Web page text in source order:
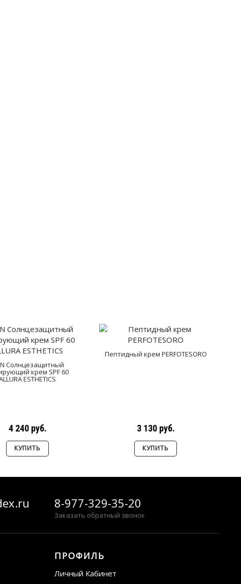
Солнцезащитный
крем SPF 60
ESTHETICS
4 240 руб.
КУПИТЬ
Пептидный крем PERFOTESORO
3 130 руб.
КУПИТЬ
8-977-329-35-20
Заказать обратный звонок
ПРОФИЛЬ
Личный Кабинет